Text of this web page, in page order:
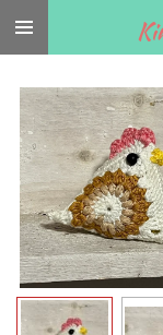
Ga
hoofdinhoud